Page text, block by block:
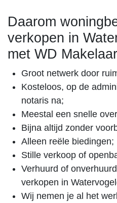
Daarom
verkopen in
met WD
Groot netwerk door
Kosteloos, op de
notaris na;
Meestal een snelle
Bijna altijd zonder
Alleen reële biedingen;
Stille verkoop of
Verhuurd of
verkopen in
Wij nemen je al het